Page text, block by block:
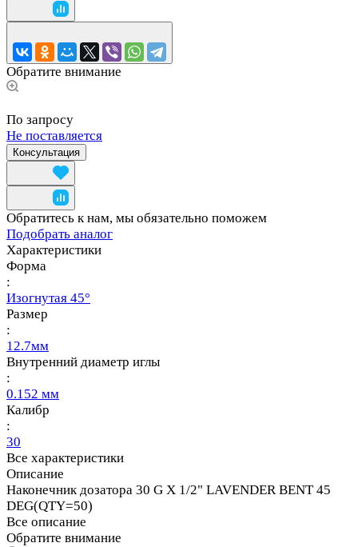
Обратите внимание
По запросу
Не поставляется
Консультация
Обратитесь к нам, мы обязательно поможем
Подобрать аналог
Характеристики
Форма
:
Изогнутая 45°
Размер
:
12.7мм
Внутренний диаметр иглы
:
0.152 мм
Калибр
:
30
Все характеристики
Описание
Наконечник дозатора 30 G X 1/2" LAVENDER BENT 45
DEG(QTY=50)
Все описание
Обратите внимание